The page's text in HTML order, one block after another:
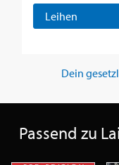
Leihen
Dein
Passend zu